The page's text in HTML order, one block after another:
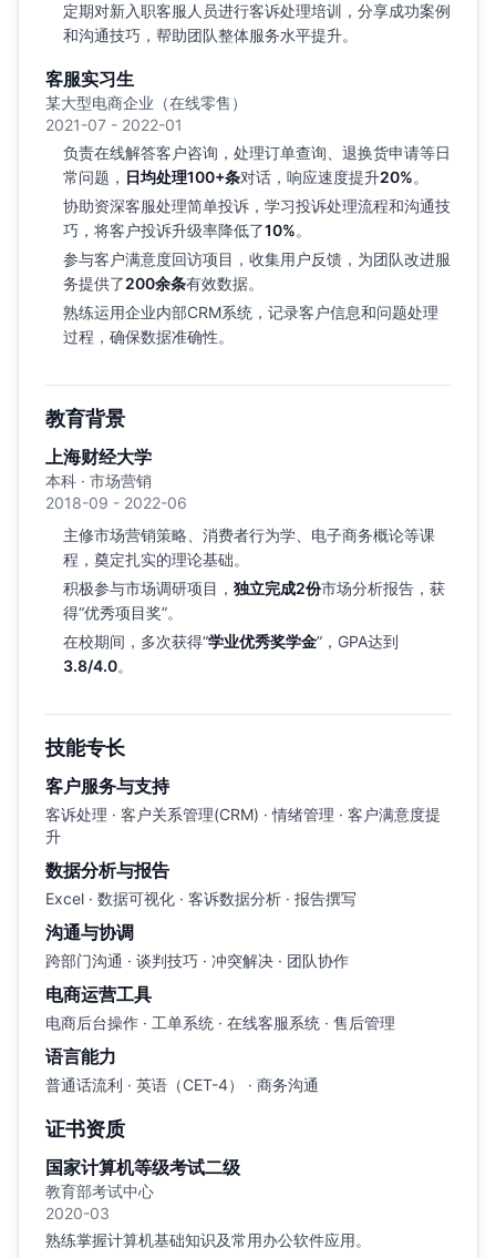
定期对新入职客服人员进行客诉处理培训，分享成功案例
和沟通技巧，帮助团队整体服务水平提升。
客服实习生
某大型电商企业（在线零售）
2021-07 - 2022-01
负责在线解答客户咨询，处理订单查询、退换货申请等日
常问题， 日均处理100+条对话，响应速度提升20%。
协助资深客服处理简单投诉，学习投诉处理流程和沟通技
巧，将客户投诉升级率降低了10%。
参与客户满意度回访项目，收集用户反馈，为团队改进服
务提供了200余条有效数据。
熟练运用企业内部CRM系统，记录客户信息和问题处理
过程，确保数据准确性。
教育背景
上海财经大学
本科 · 市场营销
2018-09 - 2022-06
主修市场营销策略、消费者行为学、电子商务概论等课
程，奠定扎实的理论基础。
积极参与市场调研项目， 独立完成2份市场分析报告，获
得“优秀项目奖”。
在校期间，多次获得“学业优秀奖学金”，GPA达到
3.8/4.0。
技能专长
客户服务与支持
客诉处理 · 客户关系管理(CRM) · 情绪管理 · 客户满意度提
升
数据分析与报告
Excel · 数据可视化 · 客诉数据分析 · 报告撰写
沟通与协调
跨部门沟通 · 谈判技巧 · 冲突解决 · 团队协作
电商运营工具
电商后台操作 · 工单系统 · 在线客服系统 · 售后管理
语言能力
普通话流利 · 英语（CET-4） · 商务沟通
证书资质
国家计算机等级考试二级
教育部考试中心
2020-03
熟练掌握计算机基础知识及常用办公软件应用。